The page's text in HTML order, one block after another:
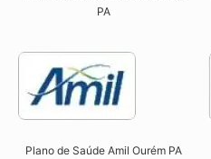
PA
Plano de Saúde Amil Ourém PA